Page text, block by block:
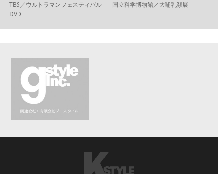
TBS／ウルトラマンフェスティバル
DVD
国立科学博物館／大哺乳類展